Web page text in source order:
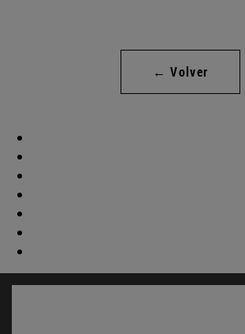
← Volver